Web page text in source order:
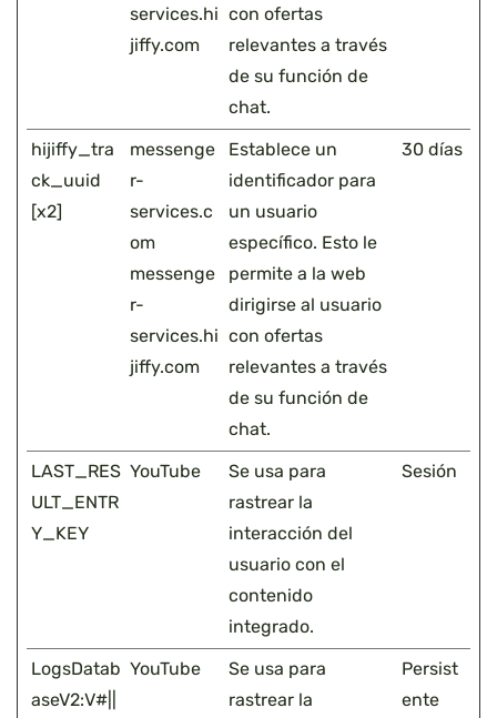
services.hi
jiffy.com
con ofertas
relevantes a través
de su función de
chat.
hijiffy_tra
ck_uuid
[x2]
messenge
r-
services.c
om
messenge
r-
services.hi
jiffy.com
Establece un
identificador para
un usuario
específico. Esto le
permite a la web
dirigirse al usuario
con ofertas
relevantes a través
de su función de
chat.
30 días
LAST_RES
ULT_ENTR
Y_KEY
YouTube
Se usa para
rastrear la
interacción del
usuario con el
contenido
integrado.
Sesión
LogsDatab
aseV2:V#||
YouTube
Se usa para
rastrear la
Persist
ente